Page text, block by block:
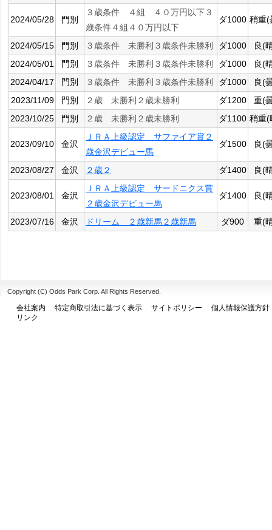
2024/05/28 門別
３歳条件 ４組 ４０万円以下３
歳条件４組４０万円以下
ダ1000 稍重(
2024/05/15 門別 ３歳条件 未勝利３歳条件未勝利 ダ1000
良(
2024/05/01
門別 ３歳条件 未勝利３歳条件未勝利 ダ1000
良(
2024/04/17
門別 ３歳条件 未勝利３歳条件未勝利 ダ1000
良(
2023/11/09
門別 ２歳 未勝利２歳未勝利 ダ1200
重(
2023/10/25
門別 ２歳 未勝利２歳未勝利 ダ1100 稍重(
2023/09/10 金沢
ＪＲＡ上級認定 サファイア賞２
歳金沢デビュー馬
ダ1500 良(
2023/08/27 金沢 ２歳２ ダ1400 良(
2023/08/01 金沢
ＪＲＡ上級認定 サードニクス賞
２歳金沢デビュー馬
ダ1400 良(
2023/07/16 金沢 ドリーム ２歳新馬２歳新馬 ダ900 重(
Copyright (C) Odds Park Corp. All Rights Reserved.
会社案内 特定商取引法に基づく表示 サイトポリシー
個人情報保護方針
リンク